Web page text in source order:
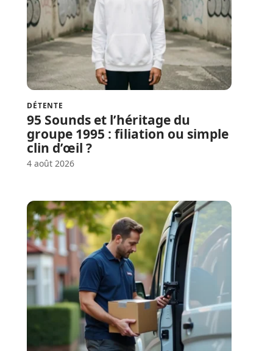
DÉTENTE
95 Sounds et l’héritage du
groupe 1995 : filiation ou simple
clin d’œil ?
4 août 2026